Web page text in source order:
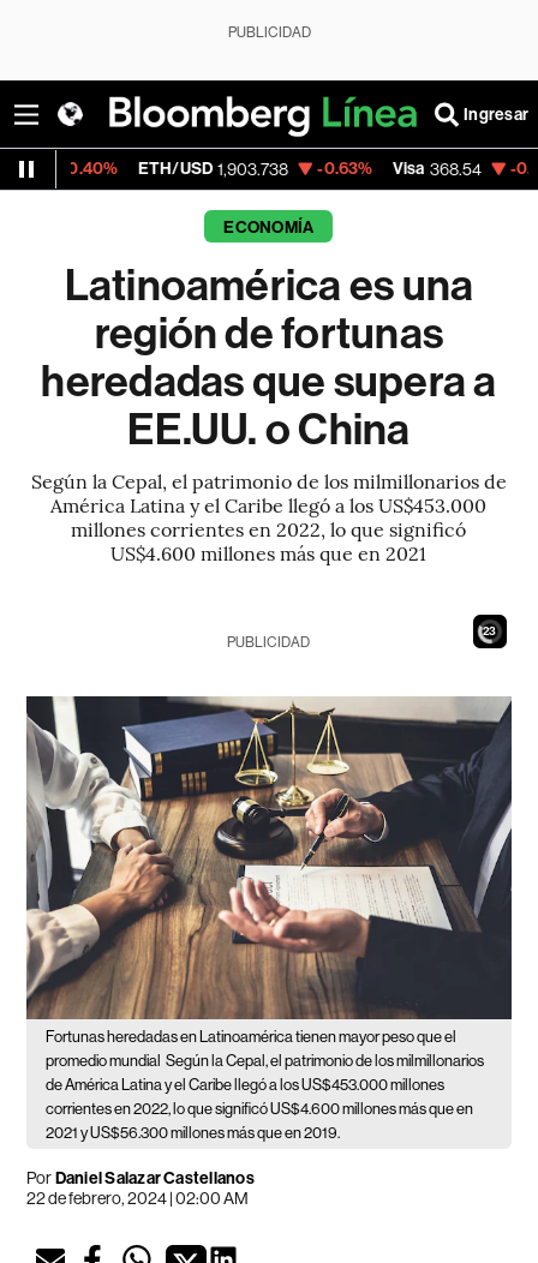
PUBLICIDAD
Ingresar
ETH/USD 1,903.738 -0.63% Visa 368.54 -0.28%
ECONOMÍA
Latinoamérica es una
región de fortunas
heredadas que supera a
EE.UU. o China
Según la Cepal, el patrimonio de los milmillonarios de
América Latina y el Caribe llegó a los US$453.000
millones corrientes en 2022, lo que significó
US$4.600 millones más que en 2021
21
PUBLICIDAD
Fortunas heredadas en Latinoamérica tienen mayor peso que el
promedio mundial Según la Cepal, el patrimonio de los milmillonarios
de América Latina y el Caribe llegó a los US$453.000 millones
corrientes en 2022, lo que significó US$4.600 millones más que en
2021 y US$56.300 millones más que en 2019.
PorDaniel Salazar Castellanos
22 de febrero, 2024 | 02:00 AM